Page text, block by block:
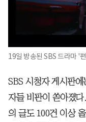
19일 방송된 SBS 드라마 '
SBS 시청자 게시판
자들 비판이 쏟아졌
의 글도 100건 이상